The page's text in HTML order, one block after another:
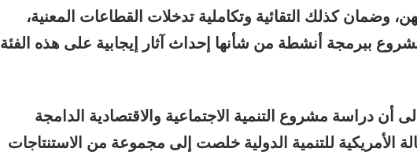
وضمان كذلك التقائية وتكاملية تدخلات القطاعات المعنية،
ببرمجة أنشطة من شأنها إحداث آثار إيجابية على هذه الفئة
أن دراسة مشروع التنمية الاجتماعية والاقتصادية الدامجة
الأمريكية للتنمية الدولية خلصت إلى مجموعة من الاستنتاجات